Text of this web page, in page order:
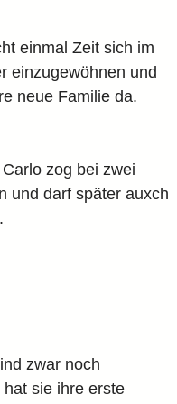
einmal Zeit sich im
einzugewöhnen und
neue Familie da.
zog bei zwei
und darf später auxch
zwar noch
sie ihre erste